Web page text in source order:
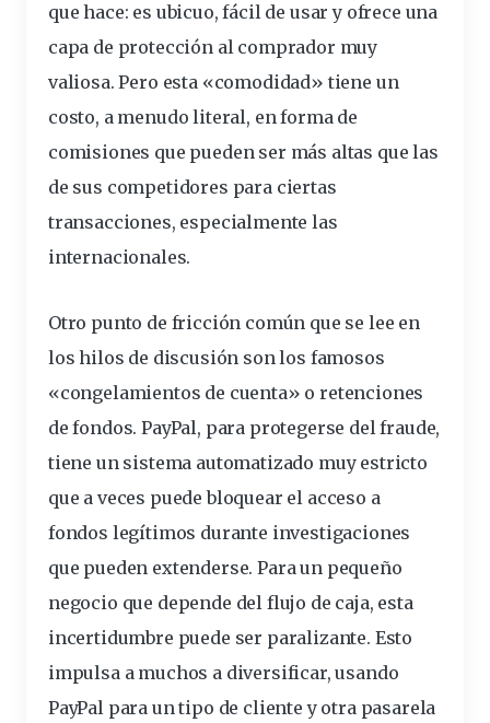
que hace: es ubicuo, fácil de usar y ofrece una
capa de protección al comprador muy
valiosa. Pero esta «comodidad» tiene un
costo, a menudo literal, en forma de
comisiones que pueden ser más altas que las
de sus competidores para ciertas
transacciones, especialmente las
internacionales.
Otro punto de fricción común que se lee en
los hilos de discusión son los famosos
«congelamientos de cuenta» o retenciones
de fondos. PayPal, para protegerse del fraude,
tiene un sistema automatizado muy estricto
que a veces puede bloquear el acceso a
fondos legítimos durante investigaciones
que pueden extenderse. Para un pequeño
negocio que depende del flujo de caja, esta
incertidumbre puede ser paralizante. Esto
impulsa a muchos a diversificar, usando
PayPal para un tipo de cliente y otra pasarela